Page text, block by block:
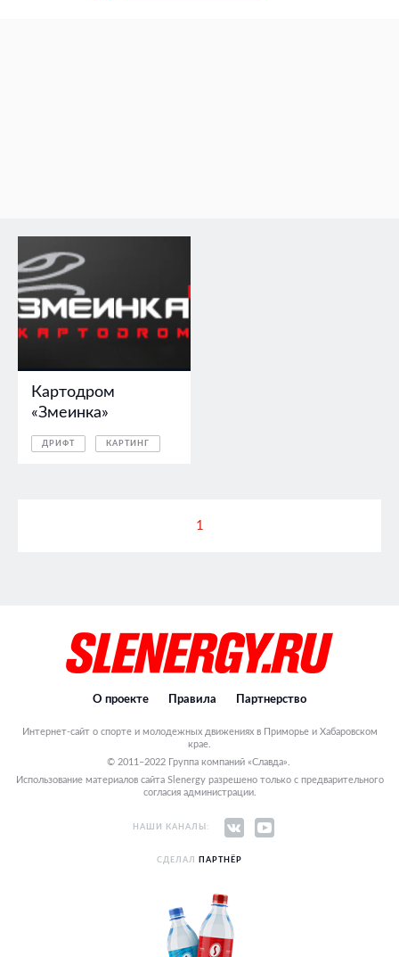
Картодром
«Змеинка»
ДРИФТ КАРТИНГ
1
О проекте Правила Партнерство
Интернет-сайт о спорте и молодежных движениях в Приморье и Хабаровском
крае.
© 2011–2022 Группа компаний «Славда».
Использование материалов сайта Slenergy разрешено только с предварительного
согласия администрации.
НАШИ КАНАЛЫ:
СДЕЛАЛ ПАРТНЁР